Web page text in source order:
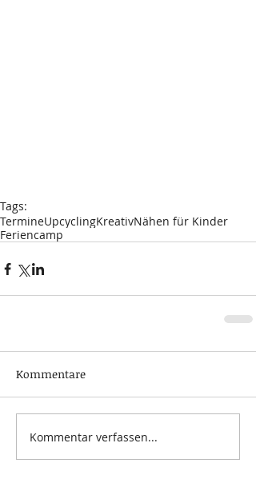
Tags:
TermineUpcyclingKreativNähen für Kinder
Feriencamp
Kommentare
Kommentar verfassen...